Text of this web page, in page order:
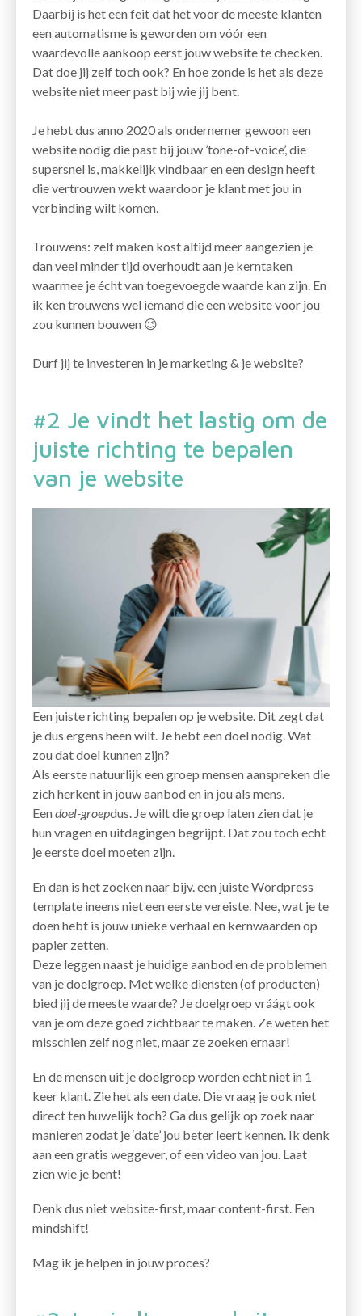
Daarbij is het een feit dat het voor de meeste klanten
een automatisme is geworden om vóór een
waardevolle aankoop eerst jouw website te checken.
Dat doe jij zelf toch ook? En hoe zonde is het als deze
website niet meer past bij wie jij bent.
Je hebt dus anno 2020 als ondernemer gewoon een
website nodig die past bij jouw ’tone-of-voice’, die
supersnel is, makkelijk vindbaar en een design heeft
die vertrouwen wekt waardoor je klant met jou in
verbinding wilt komen.
Trouwens: zelf maken kost altijd meer aangezien je
dan veel minder tijd overhoudt aan je kerntaken
waarmee je écht van toegevoegde waarde kan zijn. En
ik ken trouwens wel iemand die een website voor jou
zou kunnen bouwen 😉
Durf jij te investeren in je marketing & je website?
#2 Je vindt het lastig om de
juiste richting te bepalen
van je website
Een juiste richting bepalen op je website. Dit zegt dat
je dus ergens heen wilt. Je hebt een doel nodig. Wat
zou dat doel kunnen zijn?
Als eerste natuurlijk een groep mensen aanspreken die
zich herkent in jouw aanbod en in jou als mens.
Een doel-groepdus. Je wilt die groep laten zien dat je
hun vragen en uitdagingen begrijpt. Dat zou toch echt
je eerste doel moeten zijn.
En dan is het zoeken naar bijv. een juiste Wordpress
template ineens niet een eerste vereiste. Nee, wat je te
doen hebt is jouw unieke verhaal en kernwaarden op
papier zetten.
Deze leggen naast je huidige aanbod en de problemen
van je doelgroep. Met welke diensten (of producten)
bied jij de meeste waarde? Je doelgroep vráágt ook
van je om deze goed zichtbaar te maken. Ze weten het
misschien zelf nog niet, maar ze zoeken ernaar!
En de mensen uit je doelgroep worden echt niet in 1
keer klant. Zie het als een date. Die vraag je ook niet
direct ten huwelijk toch? Ga dus gelijk op zoek naar
manieren zodat je ‘date’ jou beter leert kennen. Ik denk
aan een gratis weggever, of een video van jou. Laat
zien wie je bent!
Denk dus niet website-first, maar content-first. Een
mindshift!
Mag ik je helpen in jouw proces?